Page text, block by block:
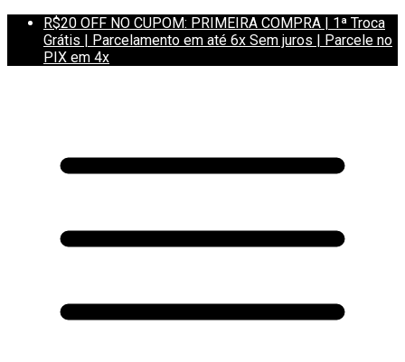
R$20 OFF NO CUPOM: PRIMEIRA COMPRA | 1ª Troca
Grátis | Parcelamento em até 6x Sem juros | Parcele no
PIX em 4x